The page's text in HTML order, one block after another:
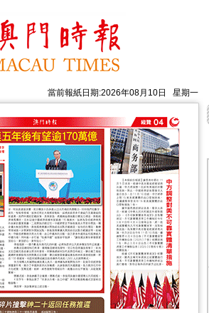
當前報紙日期:2026年08月10日 星期一